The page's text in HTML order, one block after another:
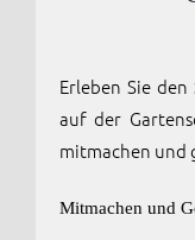
Erleben Sie
auf der
mitmachen und
Mitmachen und